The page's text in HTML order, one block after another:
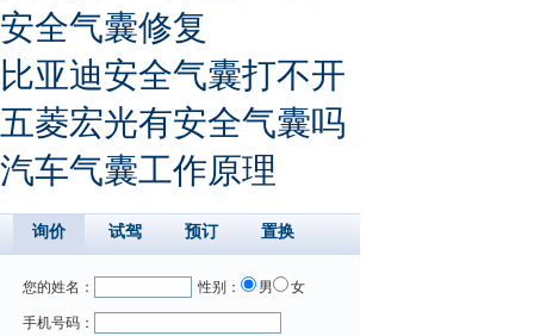
安全气囊修复
比亚迪安全气囊打不开
五菱宏光有安全气囊吗
汽车气囊工作原理
询价 试驾 预订 置换
您的姓名： 性别： 男 女
手机号码：